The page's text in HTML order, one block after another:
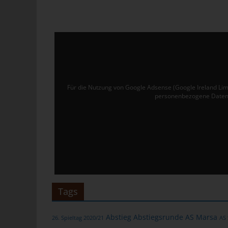
Für die Nutzung von Google Adsense (Google Ireland
personenbezogene
Tags
26. Spieltag 2020/21 Abstieg Abstiegsrunde AS Marsa